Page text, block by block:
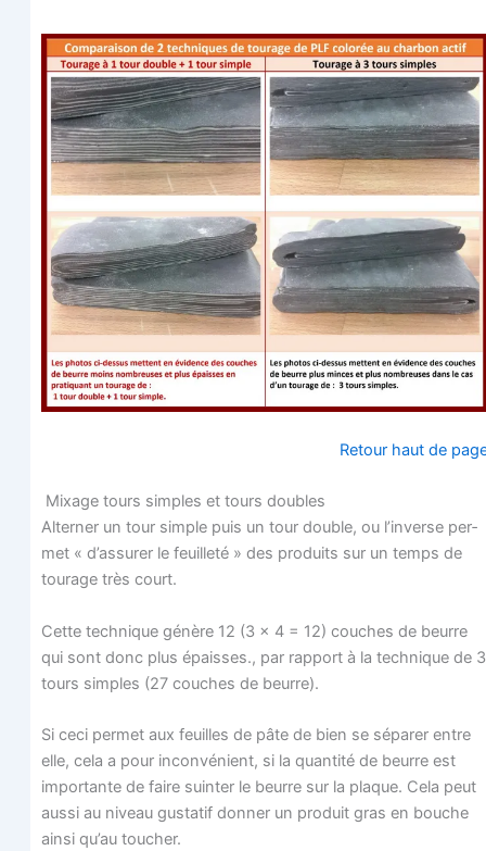
Retour haut de
Mixage tours simples et tours doubles
Alter­ner un tour simple puis un tour double, ou l’inverse per­
met « d’assurer le feuille­té » des pro­duits sur un temps de
tou­rage très court.
Cette tech­nique génère 12 (3 x 4 = 12) couches de beurre
qui sont donc plus épaisses., par rap­port à la tech­nique de 3
tours simples (27 couches de beurre).
Si ceci per­met aux feuilles de pâte de bien se sépa­rer entre
elle, cela a pour incon­vé­nient, si la quan­ti­té de beurre est
impor­tante de faire suin­ter le beurre sur la plaque. Cela peut
aus­si au niveau gus­ta­tif don­ner un pro­duit gras en bouche
ain­si qu’au toucher.